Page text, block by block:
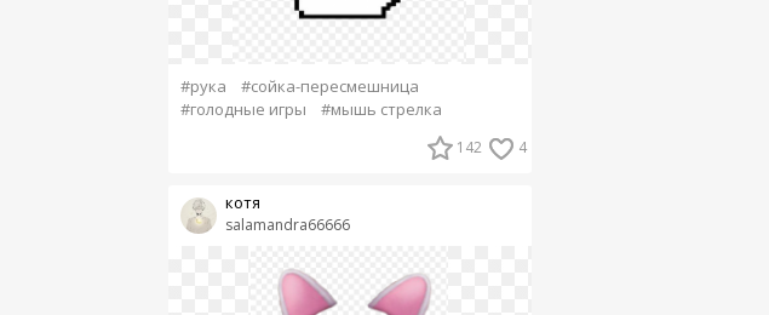
#рука
#сойка-пересмешница
#голодные игры
#мышь стрелка
142 4
salamandra66666
котя